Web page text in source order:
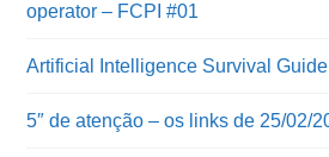
operator – FCPI #01
Artificial Intelligence Survival
5″ de atenção – os links de 25/02/